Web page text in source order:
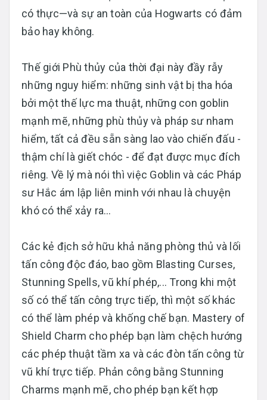
có thực—và sự an toàn của Hogwarts có đảm
bảo hay không.
Thế giới Phù thủy của thời đại này đầy rẫy
những nguy hiểm: những sinh vật bị tha hóa
bởi một thế lực ma thuật, những con goblin
mạnh mẽ, những phù thủy và pháp sư nham
hiểm, tất cả đều sẵn sàng lao vào chiến đấu -
thậm chí là giết chóc - để đạt được mục đích
riêng. Về lý mà nói thì việc Goblin và các Pháp
sư Hắc ám lập liên minh với nhau là chuyện
khó có thể xảy ra…
Các kẻ địch sở hữu khả năng phòng thủ và lối
tấn công độc đáo, bao gồm Blasting Curses,
Stunning Spells, vũ khí phép,... Trong khi một
số có thể tấn công trực tiếp, thì một số khác
có thể làm phép và khống chế bạn. Mastery of
Shield Charm cho phép bạn làm chệch hướng
các phép thuật tầm xa và các đòn tấn công từ
vũ khí trực tiếp. Phản công bằng Stunning
Charms mạnh mẽ, cho phép bạn kết hợp